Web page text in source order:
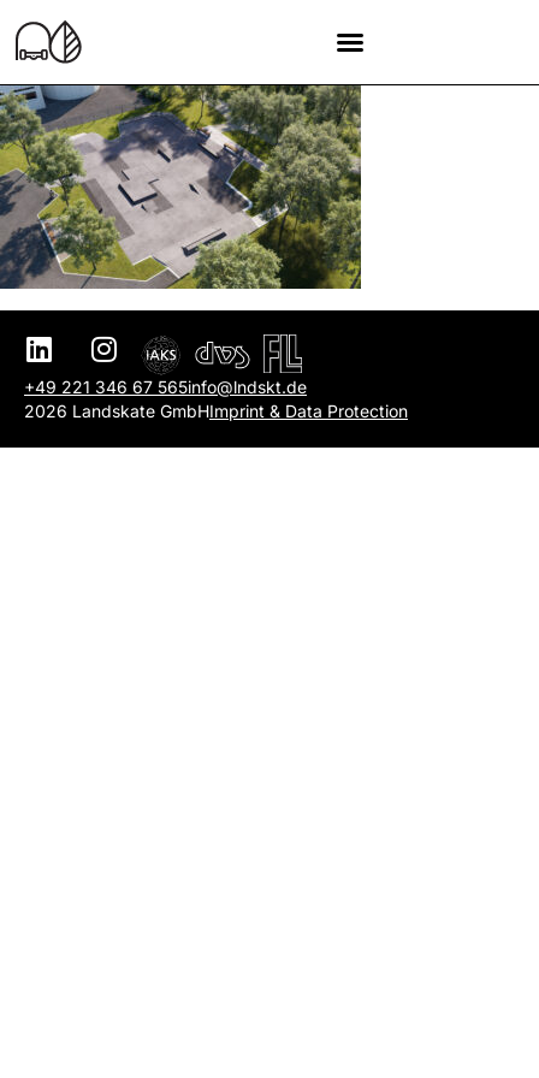
+49 221 346 67 565info@lndskt.de
2026 Landskate GmbHImprint & Data Protection